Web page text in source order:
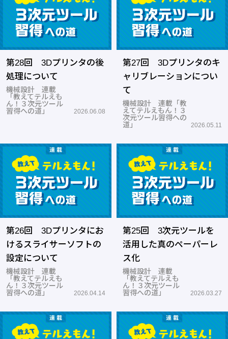
第28回 3Dプリンタの後
処理について
機械設計 連載
「教えてテルえも
ん！３次元ツール
習得への道」
2026.06.08
第27回 3Dプリンタのキ
ャリブレーションについ
て
機械設計 連載「教
えてテルえもん！３
次元ツール習得への
道」
2026.05.11
第26回 3Dプリンタにお
けるスライサーソフトの
設定について
機械設計 連載
「教えてテルえも
ん！３次元ツール
習得への道」
2026.04.14
第25回 3次元ツールを
活用した真のペーパーレ
ス化
機械設計 連載
「教えてテルえも
ん！３次元ツール
習得への道」
2026.03.27